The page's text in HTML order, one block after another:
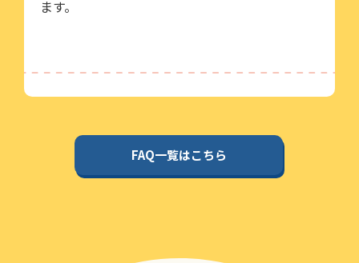
ます。
FAQ一覧はこちら